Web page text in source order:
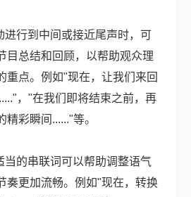
进行到中间或接近尾声时，可
目总结和回顾，以帮助观众理
重点。例如"现在，让我们来回
，"在我们即将结束之前，再
彩瞬间......"等。
当的串联词可以帮助调整语气
奏更加流畅。例如"现在，转换